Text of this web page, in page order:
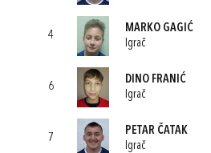
4
MARKO GAGIĆ
Igrač
6
DINO FRANIĆ
Igrač
7
PETAR ČATAK
Igrač